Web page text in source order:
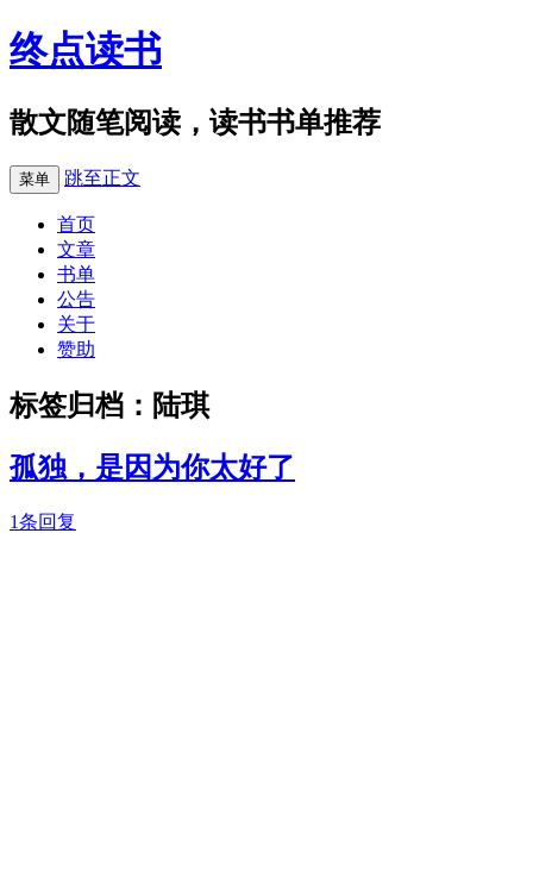
终点读书
散文随笔阅读，读书书单推荐
菜单 跳至正文
首页
文章
书单
公告
关于
赞助
标签归档： 陆琪
孤独，是因为你太好了
1条回复